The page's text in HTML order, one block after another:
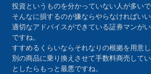
投資というものを分かっていない人が多い
そんなに損するのが嫌ならやらなければい
適切なアドバイスができている証券マンが
ですね。
すすめるくらいならそれなりの根拠を用意
別の商品に乗り換えさせて手数料商売して
としたらもっと最悪ですね。